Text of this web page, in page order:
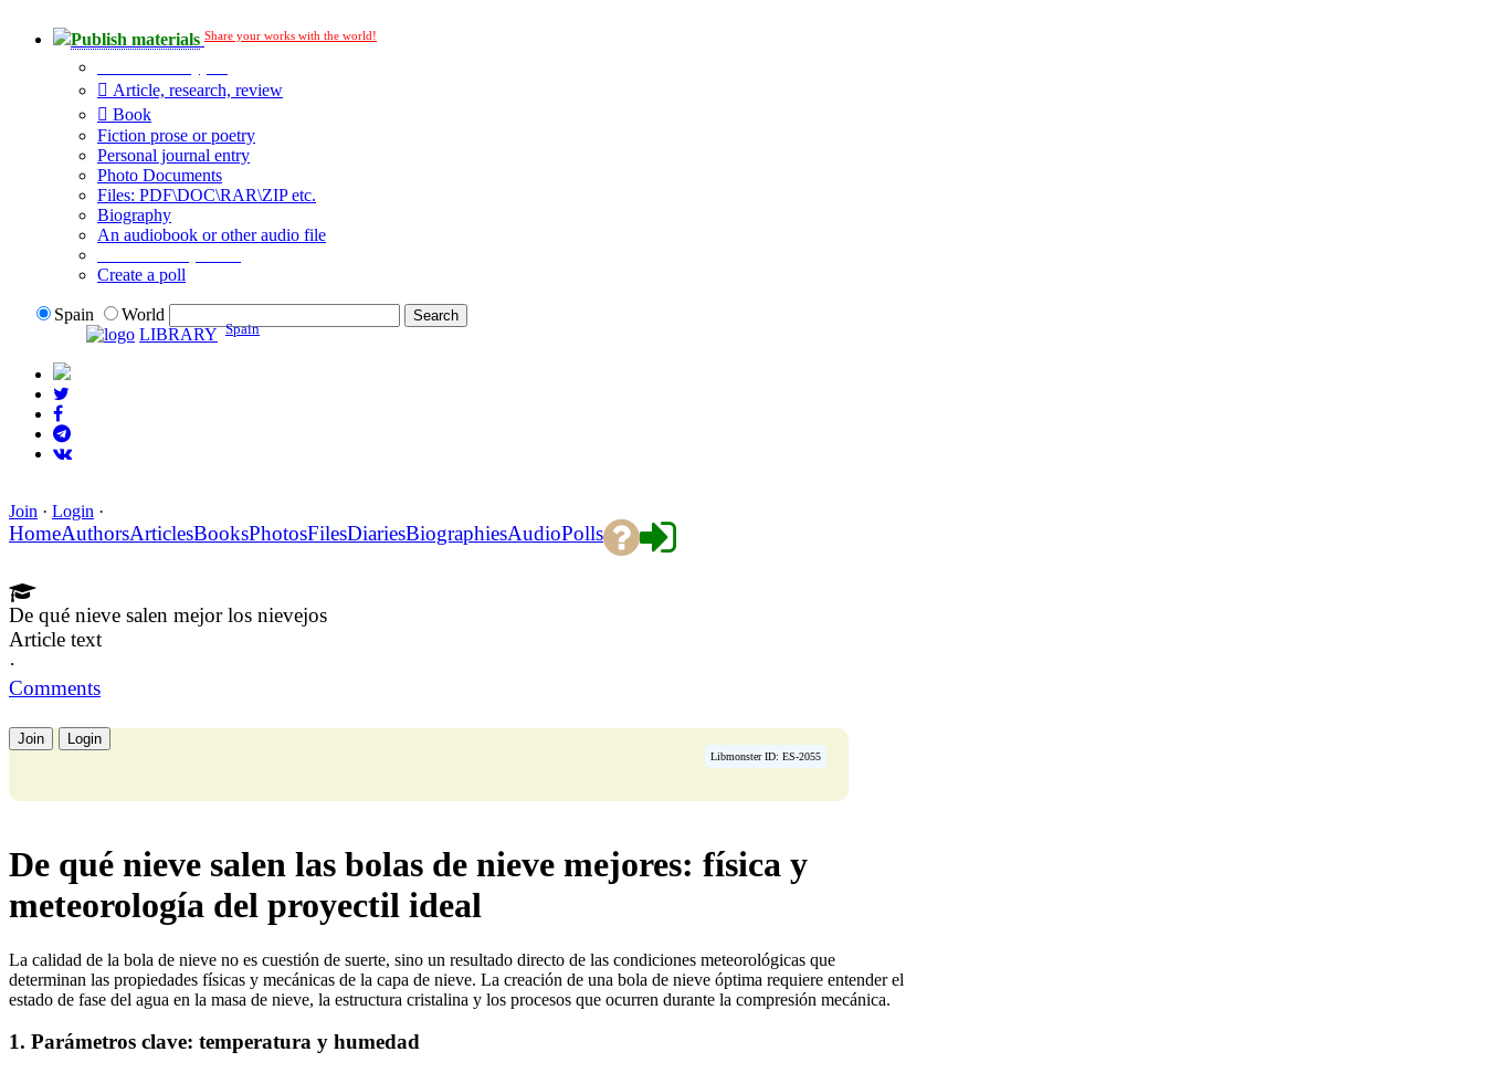
Publish materials Share your works with the world!
Article, research, review
Book
Fiction prose or poetry
Personal journal entry
Photo Documents
Files: PDF\DOC\RAR\ZIP etc.
Biography
An audiobook or other audio file
Create a poll
Spain
World
LIBRARY Spain
Join · Login ·
HomeAuthorsArticlesBooksPhotosFilesDiariesBiographiesAudioPolls
De qué nieve salen mejor los nievejos
Article text
·
Comments
Join Login
Libmonster ID: ES-2055
De qué nieve salen las bolas de nieve mejores: física y
meteorología del proyectil ideal
La calidad de la bola de nieve no es cuestión de suerte, sino un resultado directo de las condiciones meteorológicas que
determinan las propiedades físicas y mecánicas de la capa de nieve. La creación de una bola de nieve óptima requiere entender el
estado de fase del agua en la masa de nieve, la estructura cristalina y los procesos que ocurren durante la compresión mecánica.
1. Parámetros clave: temperatura y humedad